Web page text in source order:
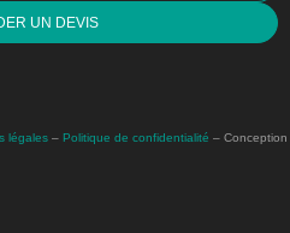
UN DEVIS
légales – Politique de confidentialité – Conception